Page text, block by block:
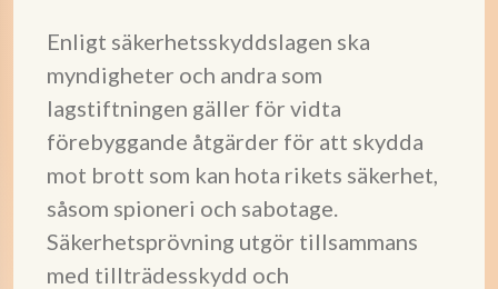
Enligt säkerhetsskyddslagen ska
myndigheter och andra som
lagstiftningen gäller för vidta
förebyggande åtgärder för att skydda
mot brott som kan hota rikets säkerhet,
såsom spioneri och sabotage.
Säkerhetsprövning utgör tillsammans
med tillträdesskydd och